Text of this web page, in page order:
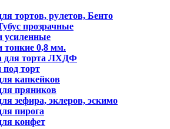
тортов, рулетов, Бенто
прозрачные
усиленные
тонкие 0,8 мм.
для торта ЛХДФ
торт
капкейков
пряников
зефира, эклеров, эскимо
пирога
конфет